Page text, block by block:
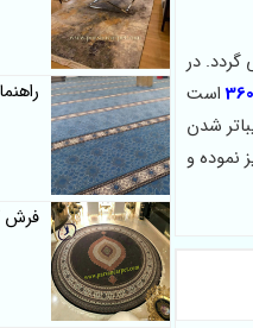
در
است
شدن
نموده و
فرش